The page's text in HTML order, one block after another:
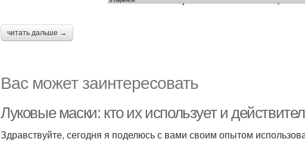
читать дальше →
Вас может заинтересовать
Луковые маски: кто их использует и
Здравствуйте, сегодня я поделюсь с вами своим опытом